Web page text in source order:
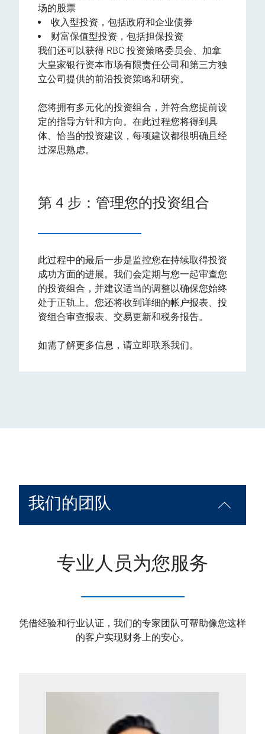
场的股票
收入型投资，包括政府和企业债券
财富保值型投资，包括担保投资
我们还可以获得 RBC 投资策略委员会、加拿
大皇家银行资本市场有限责任公司和第三方独
立公司提供的前沿投资策略和研究。
您将拥有多元化的投资组合，并符合您提前设
定的指导方针和方向。在此过程您将得到具
体、恰当的投资建议，每项建议都很明确且经
过深思熟虑。
第 4 步：管理您的投资组合
此过程中的最后一步是监控您在持续取得投资
成功方面的进展。我们会定期与您一起审查您
的投资组合，并建议适当的调整以确保您始终
处于正轨上。您还将收到详细的帐户报表、投
资组合审查报表、交易更新和税务报告。
如需了解更多信息，请立即联系我们。
我们的团队
专业人员为您服务
凭借经验和行业认证，我们的专家团队可帮助像您这样
的客户实现财务上的安心。